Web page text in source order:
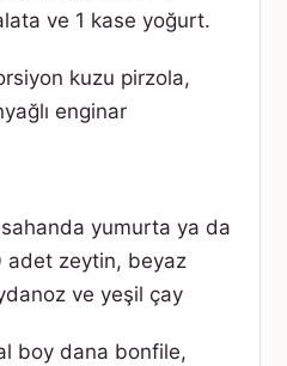
ve 1 kase yoğurt.
kuzu pirzola,
enginar
sahanda yumurta ya da
adet zeytin, beyaz
ve yeşil çay
boy dana bonfile,